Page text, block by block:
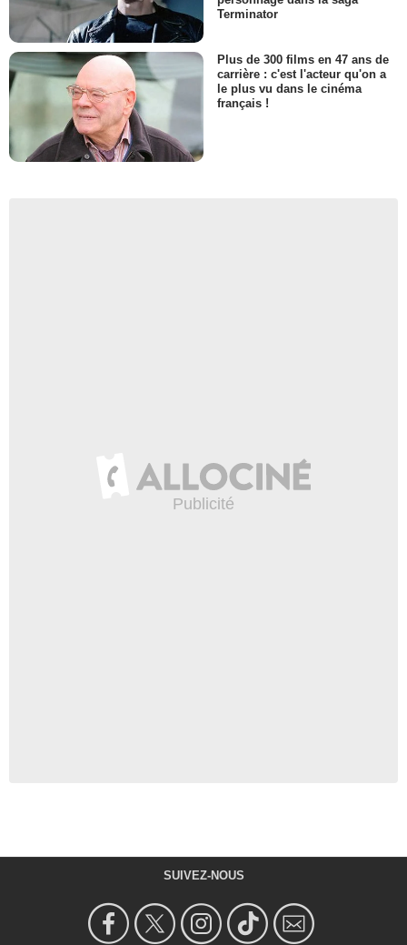
Terminator
Plus de 300 films en 47 ans de
carrière : c'est l'acteur qu'on a
le plus vu dans le cinéma
français !
SUIVEZ-NOUS